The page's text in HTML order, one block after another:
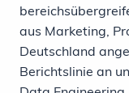
aus Marketing,
Deutschland
Berichtslinie an